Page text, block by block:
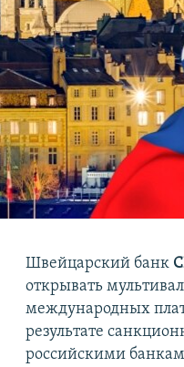
Швейцарский банк
открывать
международных
результате
российскими